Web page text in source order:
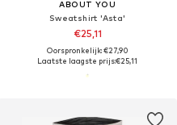
ABOUT YOU
Sweatshirt 'Asta'
€25,11
Oorspronkelijk: €27,90
Laatste laagste prijs:€25,11